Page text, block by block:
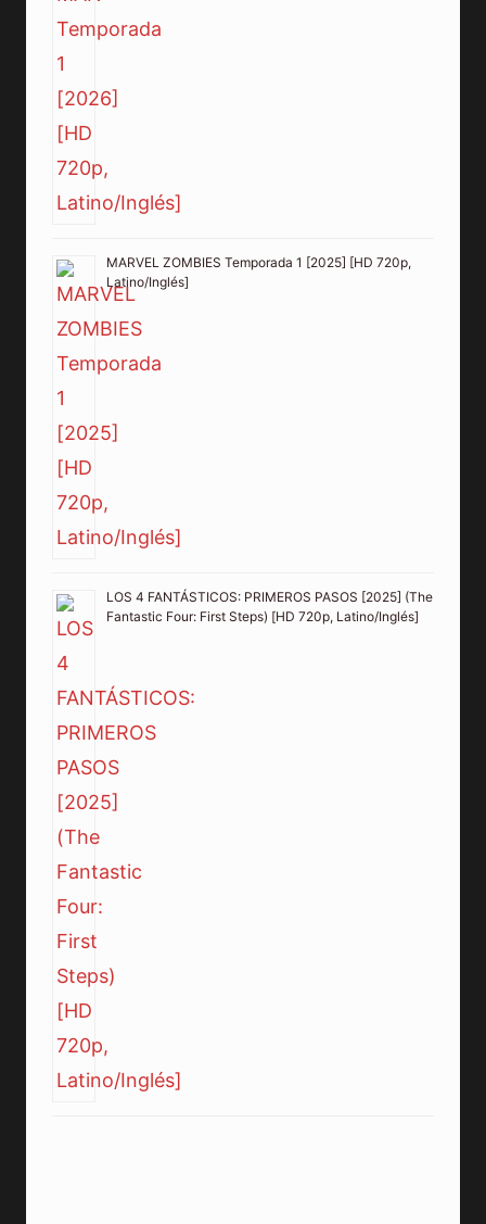
MARVEL ZOMBIES Temporada 1 [2025] [HD 720p,
Latino/Inglés]
LOS 4 FANTÁSTICOS: PRIMEROS PASOS [2025] (The
Fantastic Four: First Steps) [HD 720p, Latino/Inglés]